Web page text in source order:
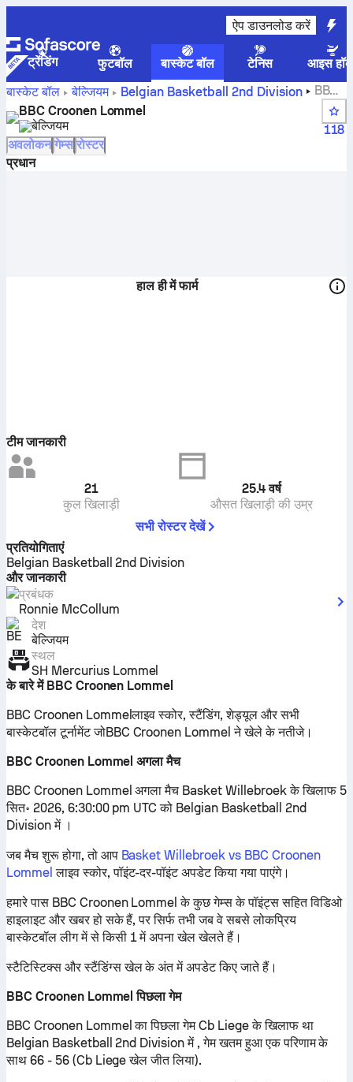
ऐप डाउनलोड करें
ट्रेंडिंग फुटबॉल बास्केट बॉल टेनिस
आइस
बास्केट बॉल
बेल्जियम Belgian Basketball 2nd Division
BBC
Croonen Lommelस्कोर्स, स्टैंडिंग, शेड्यूल और खिलाड़ी
BBC Croonen Lommel
बेल्जियम
118
अवलोकन गेम्स रोस्टर
प्रधान
हाल ही में फार्म
टीम जानकारी
21
कुल खिलाड़ी
25.4वर्ष
औसत खिलाड़ी की उम्र
सभी रोस्टर देखें
प्रतियोगिताएं
Belgian Basketball 2nd Division
और जानकारी
प्रबंधक
Ronnie McCollum
देश
बेल्जियम
स्थल
SH Mercurius Lommel
के बारे में BBC Croonen Lommel
BBC Croonen Lommelलाइव स्कोर, स्टैंडिंग, शेड्यूल और सभी
बास्केटबॉल टूर्नामेंट जोBBC Croonen Lommel ने खेले के नतीजे।
BBC Croonen Lommel अगला मैच
BBC Croonen Lommel अगला मैच Basket Willebroek के खिलाफ 5
सित॰ 2026, 6:30:00 pm UTC को Belgian Basketball 2nd
Division में ।
जब मैच शुरू होगा, तो आप Basket Willebroek vs BBC Croonen
Lommel लाइव स्कोर, पॉइंट-दर-पॉइंट अपडेट किया गया पाएंगे।
हमारे पास BBC Croonen Lommel के कुछ गेम्स के पॉइंट्स सहित विडिओ
हाइलाइट और खबर हो सके हैं, पर सिर्फ तभी जब वे सबसे लोकप्रिय
बास्केटबॉल लीग में से किसी 1 में अपना खेल खेलते हैं।
स्टैटिस्टिक्स और स्टैंडिंग्स खेल के अंत में अपडेट किए जाते हैं।
BBC Croonen Lommel पिछला गेम
BBC Croonen Lommel का पिछला गेम Cb Liege के खिलाफ था
Belgian Basketball 2nd Division में , गेम खतम हुआ एक परिणाम के
साथ 66 - 56 (Cb Liege खेल जीत लिया).